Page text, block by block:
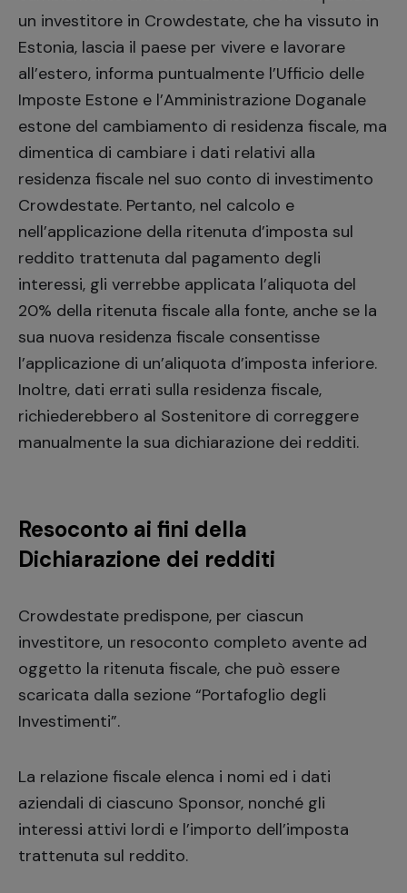
un investitore in Crowdestate, che ha vissuto in
Estonia, lascia il paese per vivere e lavorare
all’estero, informa puntualmente l’Ufficio delle
Imposte Estone e l’Amministrazione Doganale
estone del cambiamento di residenza fiscale, ma
dimentica di cambiare i dati relativi alla
residenza fiscale nel suo conto di investimento
Crowdestate. Pertanto, nel calcolo e
nell’applicazione della ritenuta d’imposta sul
reddito trattenuta dal pagamento degli
interessi, gli verrebbe applicata l’aliquota del
20% della ritenuta fiscale alla fonte, anche se la
sua nuova residenza fiscale consentisse
l’applicazione di un’aliquota d’imposta inferiore.
Inoltre, dati errati sulla residenza fiscale,
richiederebbero al Sostenitore di correggere
manualmente la sua dichiarazione dei redditi.
Resoconto ai fini della
Dichiarazione dei redditi
Crowdestate predispone, per ciascun
investitore, un resoconto completo avente ad
oggetto la ritenuta fiscale, che può essere
scaricata dalla sezione “Portafoglio degli
Investimenti”.
La relazione fiscale elenca i nomi ed i dati
aziendali di ciascuno Sponsor, nonché gli
interessi attivi lordi e l’importo dell’imposta
trattenuta sul reddito.